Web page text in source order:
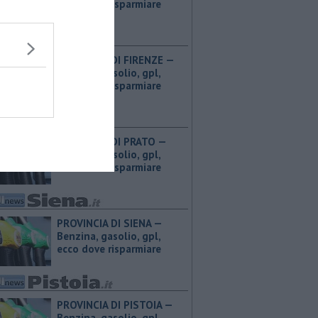
ecco dove risparmiare
PROVINCIA DI FIRENZE — ​
Benzina, gasolio, gpl,
ecco dove risparmiare
PROVINCIA DI PRATO — ​
Benzina, gasolio, gpl,
ecco dove risparmiare
PROVINCIA DI SIENA — ​
Benzina, gasolio, gpl,
ecco dove risparmiare
PROVINCIA DI PISTOIA — ​